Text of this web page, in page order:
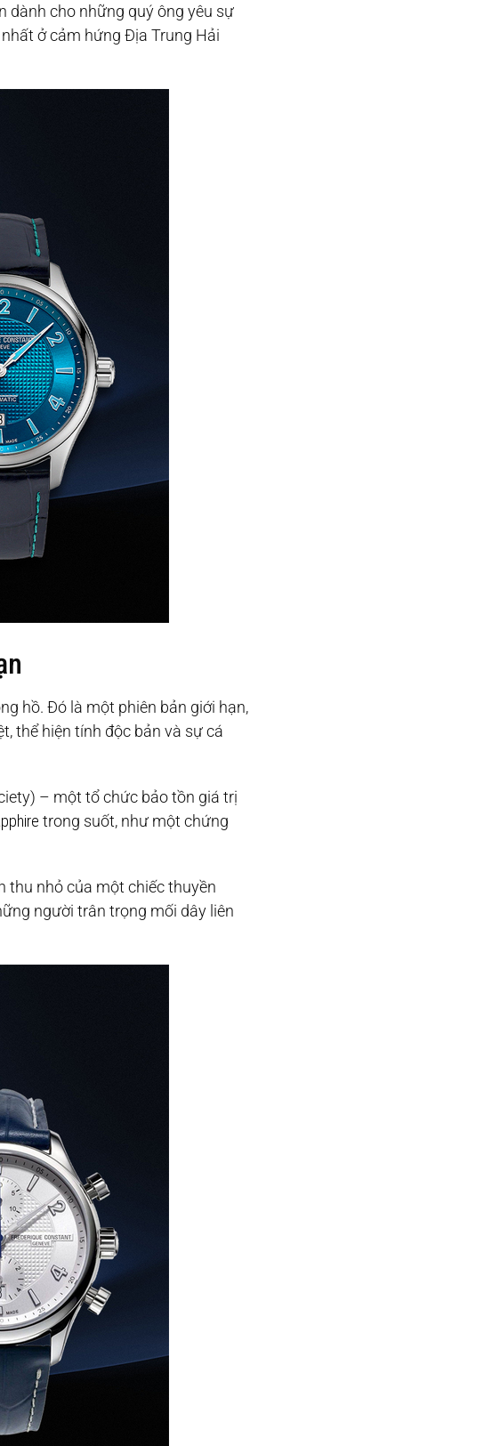
dành cho những quý ông yêu sự
ở cảm hứng Địa Trung Hải
hồ. Đó là một phiên bản giới hạn,
thể hiện tính độc bản và sự cá
– một tổ chức bảo tồn giá trị
trong suốt, như một chứng
thu nhỏ của một chiếc thuyền
người trân trọng mối dây liên